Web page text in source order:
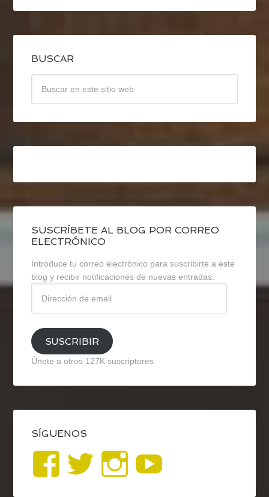
BUSCAR
SUSCRÍBETE AL BLOG POR CORREO
ELECTRÓNICO
Introduce tu correo electrónico para suscribirte a este
blog y recibir notificaciones de nuevas entradas.
email
SUSCRIBIR
Únete a otros 127K suscriptores
SÍGUENOS
VerVerVer